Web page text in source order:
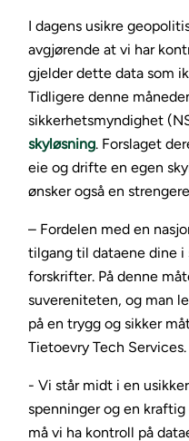
I dagens usikre
avgjørende at vi har
gjelder dette data som
Tidligere denne
sikkerhetsmyndighet
skyløsning. Forslaget
eie og drifte en egen
ønsker også en
– Fordelen med en
tilgang til dataene dine i
forskrifter. På denne
suvereniteten, og man
på en trygg og sikker
Tietoevry Tech Services.
- Vi står midt i en
spenninger og en
må vi ha kontroll på